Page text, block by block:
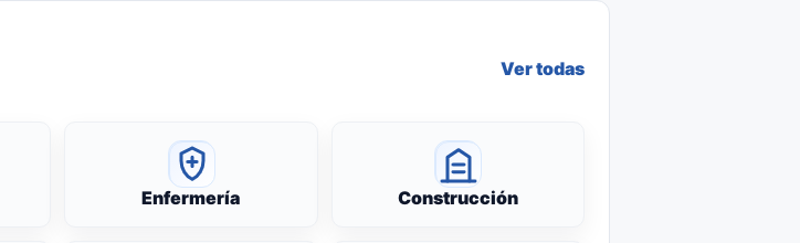
Ver todas
Enfermería Construcción